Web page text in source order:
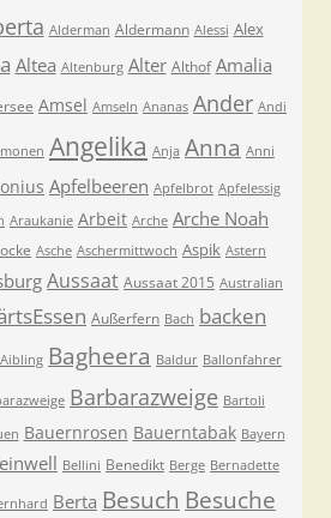
Alderman Aldermann Alessi Alex
Altea Altenburg Alter Althof Amalia
Amsel Amseln Ananas Ander Andi
Angelika Anja Anna Anni
Apfelbeeren Apfelbrot Apfelessig
Araukanie Arbeit Arche Arche Noah
Asche Aschermittwoch Aspik Astern
Aussaat Aussaat 2015 Australian
Außerfern Bach backen
Bagheera Baldur Ballonfahrer
Barbarazweige Bartoli
Bauernrosen Bauerntabak Bayern
Bellini Benedikt Berge Bernadette
Berta Besuch Besuche